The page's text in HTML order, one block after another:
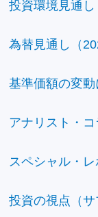
投資環境見通し
為替見通し（
基準価額の変動
アナリスト・
スペシャル・
投資の視点（